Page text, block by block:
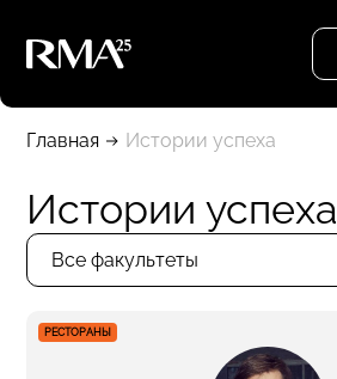
Главная Истории успеха
Истории успеха
Все факультеты
РЕСТОРАНЫ